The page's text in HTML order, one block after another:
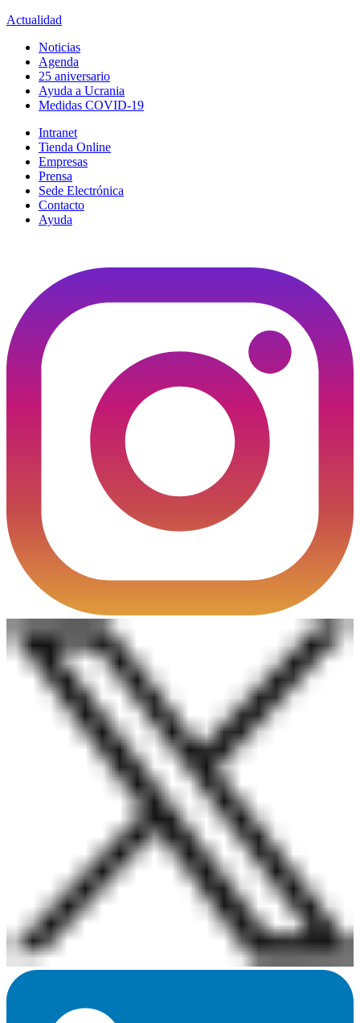
Actualidad
Noticias
Agenda
25 aniversario
Ayuda a Ucrania
Medidas COVID-19
Intranet
Tienda Online
Empresas
Prensa
Sede Electrónica
Contacto
Ayuda